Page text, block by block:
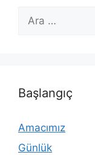
ara
Başlangıç
Amacımız
Günlük